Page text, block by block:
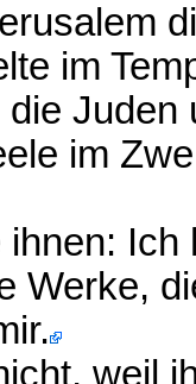
im
im
Werke,
weil